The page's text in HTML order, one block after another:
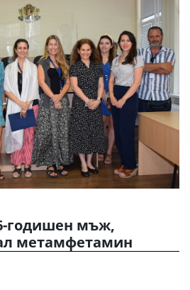
годишен мъж,
метамфетамин